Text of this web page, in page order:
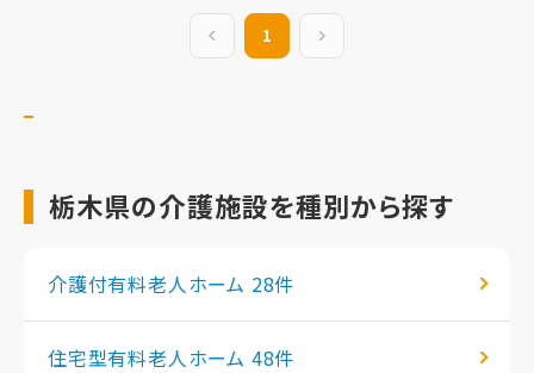
前の20件
1
栃木県の介護施設を種別から探す
介護付有料老人ホーム 28件
住宅型有料老人ホーム 48件